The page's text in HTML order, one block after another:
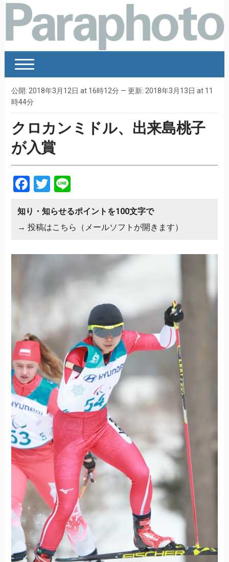
公開: 2018年3月12日 at 16時12分 — 更新: 2018年3月13日 at 11
時44分
クロカンミドル、出来島桃子
が入賞
Facebook
Twitter
Line
知り・知らせるポイントを100文字で
→ 投稿はこちら（メールソフトが開きます）